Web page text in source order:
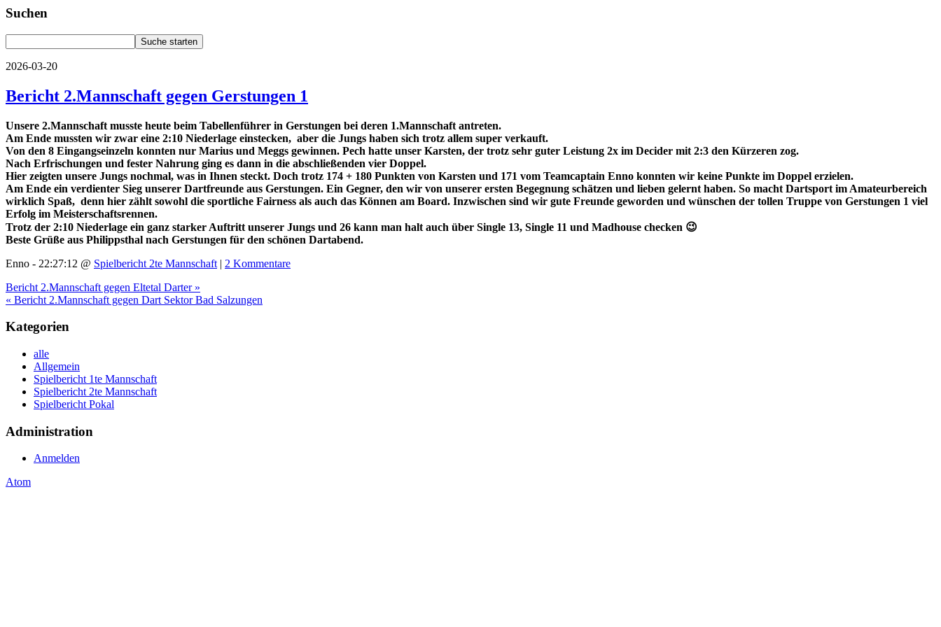
Suchen
2026-03-20
Bericht 2.Mannschaft gegen Gerstungen 1
Unsere 2.Mannschaft musste heute beim Tabellenführer in Gerstungen bei deren 1.Mannschaft antreten.
Am Ende mussten wir zwar eine 2:10 Niederlage einstecken, aber die Jungs haben sich trotz allem super verkauft.
Von den 8 Eingangseinzeln konnten nur Marius und Meggs gewinnen. Pech hatte unser Karsten, der trotz sehr guter Leistung 2x im Decider mit 2:3 den Kürzeren zog.
Nach Erfrischungen und fester Nahrung ging es dann in die abschließenden vier Doppel.
Hier zeigten unsere Jungs nochmal, was in Ihnen steckt. Doch trotz 174 + 180 Punkten von Karsten und 171 vom Teamcaptain Enno konnten wir keine Punkte im Doppel erzielen.
Am Ende ein verdienter Sieg unserer Dartfreunde aus Gerstungen. Ein Gegner, den wir von unserer ersten Begegnung schätzen und lieben gelernt haben. So macht Dartsport im Amateurbereich
wirklich Spaß, denn hier zählt sowohl die sportliche Fairness als auch das Können am Board. Inzwischen sind wir gute Freunde geworden und wünschen der tollen Truppe von Gerstungen 1 viel
Erfolg im Meisterschaftsrennen.
Trotz der 2:10 Niederlage ein ganz starker Auftritt unserer Jungs und 26 kann man halt auch über Single 13, Single 11 und Madhouse checken 😉
Beste Grüße aus Philippsthal nach Gerstungen für den schönen Dartabend.
Enno - 22:27:12 @ Spielbericht 2te Mannschaft | 2 Kommentare
Bericht 2.Mannschaft gegen Eltetal Darter »
« Bericht 2.Mannschaft gegen Dart Sektor Bad Salzungen
Kategorien
alle
Allgemein
Spielbericht 1te Mannschaft
Spielbericht 2te Mannschaft
Spielbericht Pokal
Administration
Anmelden
Atom